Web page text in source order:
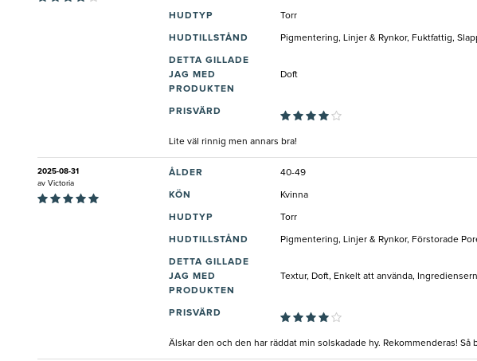
HUDTYP Torr
HUDTILLSTÅND Pigmentering, Linjer & Rynkor, Fuktfattig,
DETTA GILLADE
JAG MED
PRODUKTEN
Doft
PRISVÄRD
Lite väl rinnig men annars bra!
2025-08-31
av Victoria
ÅLDER 40-49
KÖN Kvinna
HUDTYP Torr
HUDTILLSTÅND Pigmentering, Linjer & Rynkor, Förstorade
DETTA GILLADE
JAG MED
PRODUKTEN
Textur, Doft, Enkelt att använda,
PRISVÄRD
Älskar den och den har räddat min solskadade hy. Rekommenderas!